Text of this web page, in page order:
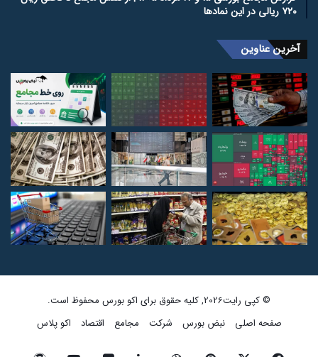
۷۲۰ ریالی در این نماد‌ها
آخرین عناوین
© کپی رایت2026, کلیه حقوق برای اکو بورس محفوظ است.
صفحه اصلی
نبض بورس شرکت مجامع اقتصاد اکو پلاس